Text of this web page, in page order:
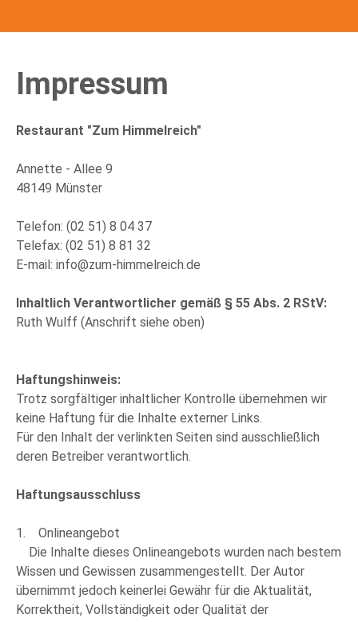
Impressum
Restaurant "Zum Himmelreich"
Annette - Allee 9
48149 Münster
Telefon: (02 51) 8 04 37
Telefax: (02 51) 8 81 32
E-mail: info@zum-himmelreich.de
Inhaltlich Verantwortlicher gemäß § 55 Abs. 2 RStV:
Ruth Wulff (Anschrift siehe oben)
Haftungshinweis:
Trotz sorgfältiger inhaltlicher Kontrolle übernehmen wir
keine Haftung für die Inhalte externer Links.
Für den Inhalt der verlinkten Seiten sind ausschließlich
deren Betreiber verantwortlich.
Haftungsausschluss
1. Onlineangebot
Die Inhalte dieses Onlineangebots wurden nach bestem
Wissen und Gewissen zusammengestellt. Der Autor
übernimmt jedoch keinerlei Gewähr für die Aktualität,
Korrektheit, Vollständigkeit oder Qualität der